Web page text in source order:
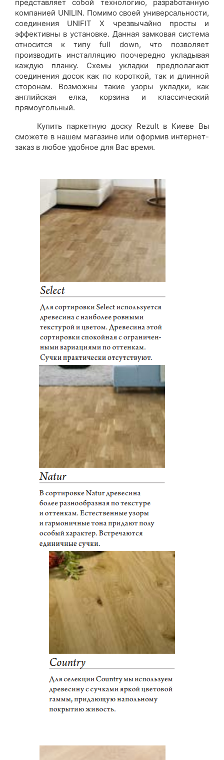
представляет собой технологию, разработанную
компанией UNILIN. Помимо своей универсальности,
соединения UNIFIT Х чрезвычайно просты и
эффективны в установке. Данная замковая система
относится к типу full down, что позволяет
производить инсталляцию поочередно укладывая
каждую планку. Схемы укладки предполагают
соединения досок как по короткой, так и длинной
сторонам. Возможны такие узоры укладки, как
английская елка, корзина и классический
прямоугольный.
Купить паркетную доску Rezult в Киеве Вы
сможете в нашем магазине или оформив интернет-
заказ в любое удобное для Вас время.